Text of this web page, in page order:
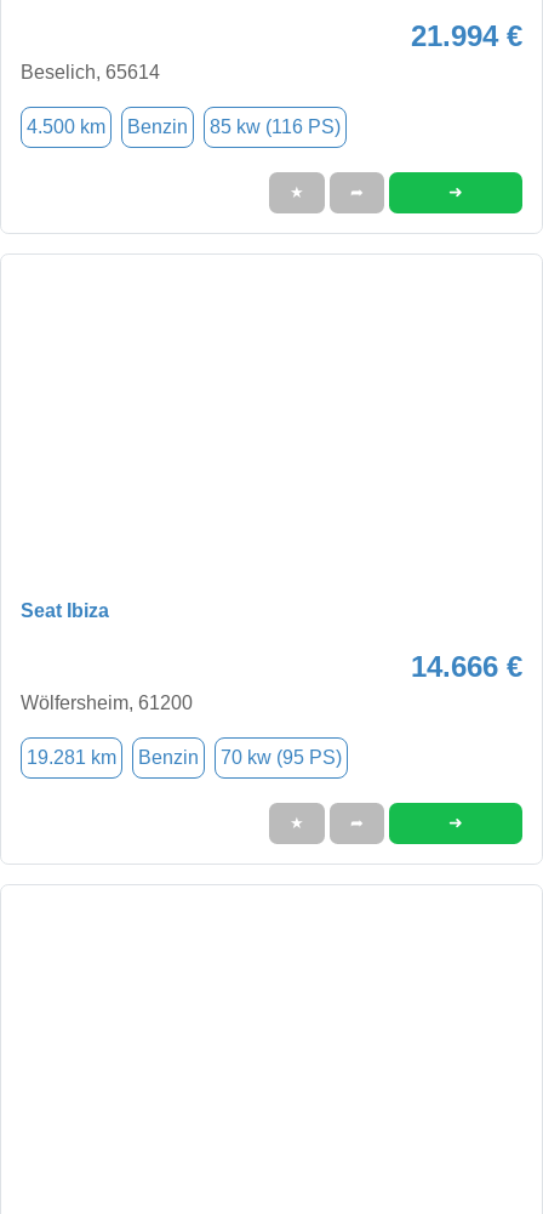
21.994 €
Beselich, 65614
4.500 km Benzin 85 kw (116 PS)
★ ➦ ➜
Seat Ibiza
14.666 €
Wölfersheim, 61200
19.281 km Benzin 70 kw (95 PS)
★ ➦ ➜